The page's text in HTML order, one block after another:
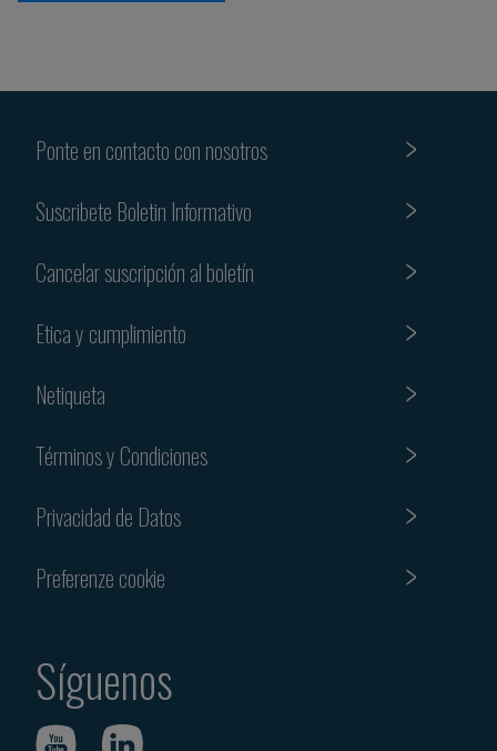
Ponte en contacto con nosotros
Suscribete Boletin Informativo
Cancelar suscripción al boletín
Etica y cumplimiento
Netiqueta
Términos y Condiciones
Privacidad de Datos
Preferenze cookie
Síguenos